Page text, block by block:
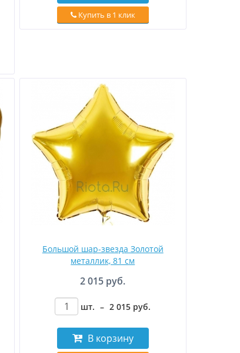
Купить в 1 клик
Большой шар-звезда Золотой
металлик, 81 см
2 015 руб.
шт. – 2 015 руб.
В корзину